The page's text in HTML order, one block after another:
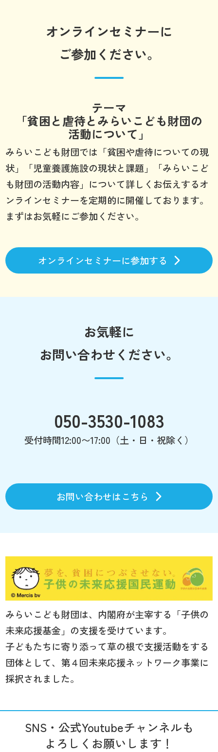
オンラインセミナーに
ご参加ください。
テーマ
「貧困と虐待とみらいこども財団の
活動について」
みらいこども財団では「貧困や虐待についての現
状」「児童養護施設の現状と課題」「みらいこど
も財団の活動内容」について詳しくお伝えするオ
ンラインセミナーを定期的に開催しております。
まずはお気軽にご参加ください。
オンラインセミナーに参加する
お気軽に
お問い合わせください。
050-3530-1083
受付時間12:00〜17:00（土・日・祝除く）
お問い合わせはこちら
みらいこども財団は、内閣府が主宰する「子供の
未来応援基金」の支援を受けています。
子どもたちに寄り添って草の根で支援活動をする
団体として、第４回未来応援ネットワーク事業に
採択されました。
SNS・公式Youtubeチャンネルも
よろしくお願いします！